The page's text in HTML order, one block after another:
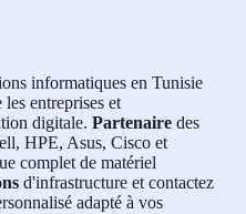
informatiques en Tunisie
les entreprises et
digitale. Partenaire des
HPE, Asus, Cisco et
complet de matériel
d'infrastructure et contactez
adapté à vos